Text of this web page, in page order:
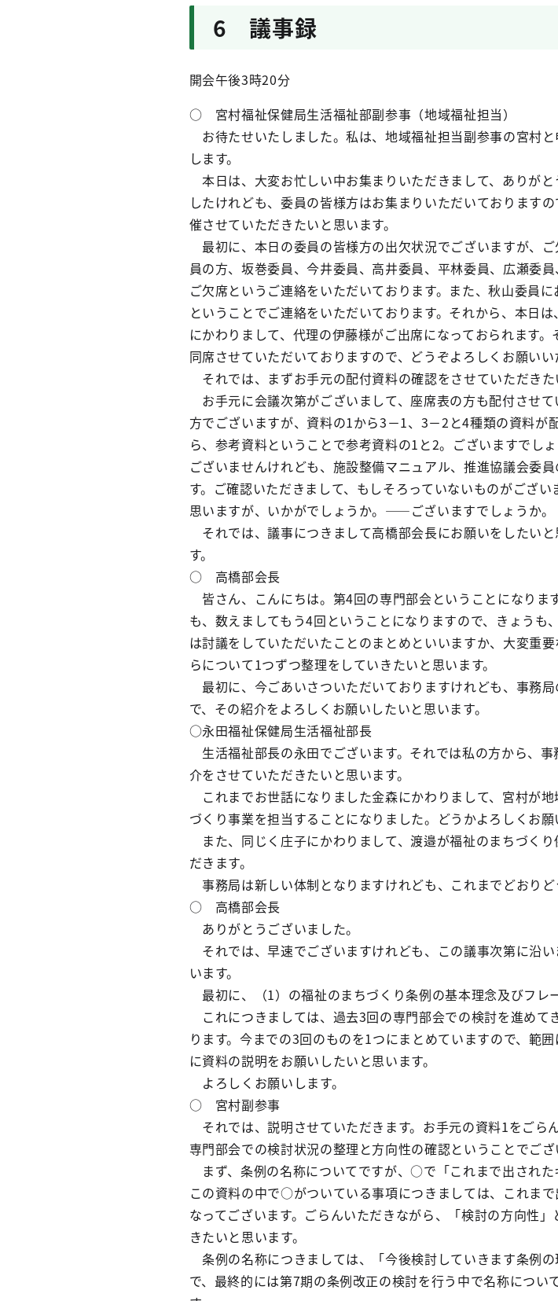
6 議事録
開会午後3時20分
○ 宮村福祉保健局生活福祉部副参事（地域福祉担当）
お待たせいたしました。私は、地域福祉担当副参事の宮村
します。
本日は、大変お忙しい中お集まりいただきまして、ありが
したけれども、委員の皆様方はお集まりいただいております
催させていただきたいと思います。
最初に、本日の委員の皆様方の出欠状況でございますが、
員の方、坂巻委員、今井委員、高井委員、平林委員、広瀬委
ご欠席というご連絡をいただいております。また、秋山委員
ということでご連絡をいただいております。それから、本日
にかわりまして、代理の伊藤様がご出席になっておられます
同席させていただいておりますので、どうぞよろしくお願いい
それでは、まずお手元の配付資料の確認をさせていただきた
お手元に会議次第がございまして、座席表の方も配付させ
方でございますが、資料の1から3－1、3－2と4種類の資料が
ら、参考資料ということで参考資料の1と2。ございますでし
ございませんけれども、施設整備マニュアル、推進協議会委
す。ご確認いただきまして、もしそろっていないものがござ
思いますが、いかがでしょうか。――ございますでしょうか。
それでは、議事につきまして高橋部会長にお願いをしたい
す。
○ 高橋部会長
皆さん、こんにちは。第4回の専門部会ということになりま
も、数えましてもう4回ということになりますので、きょうも
は討議をしていただいたことのまとめといいますか、大変重
らについて1つずつ整理をしていきたいと思います。
最初に、今ごあいさついただいておりますけれども、事務
で、その紹介をよろしくお願いしたいと思います。
○永田福祉保健局生活福祉部長
生活福祉部長の永田でございます。それでは私の方から、
介をさせていただきたいと思います。
これまでお世話になりました金森にかわりまして、宮村が
づくり事業を担当することになりました。どうかよろしくお願
また、同じく庄子にかわりまして、渡邉が福祉のまちづく
だきます。
事務局は新しい体制となりますけれども、これまでどおりど
○ 高橋部会長
ありがとうございました。
それでは、早速でございますけれども、この議事次第に沿
います。
最初に、（1）の福祉のまちづくり条例の基本理念及びフレ
これにつきましては、過去3回の専門部会での検討を進めて
ります。今までの3回のものを1つにまとめていますので、範
に資料の説明をお願いしたいと思います。
よろしくお願いします。
○ 宮村副参事
それでは、説明させていただきます。お手元の資料1をごら
専門部会での検討状況の整理と方向性の確認ということでござ
まず、条例の名称についてですが、○で「これまで出された
この資料の中で○がついている事項につきましては、これま
なってございます。ごらんいただきながら、「検討の方向性
きたいと思います。
条例の名称につきましては、「今後検討していきます条例
で、最終的には第7期の条例改正の検討を行う中で名称につい